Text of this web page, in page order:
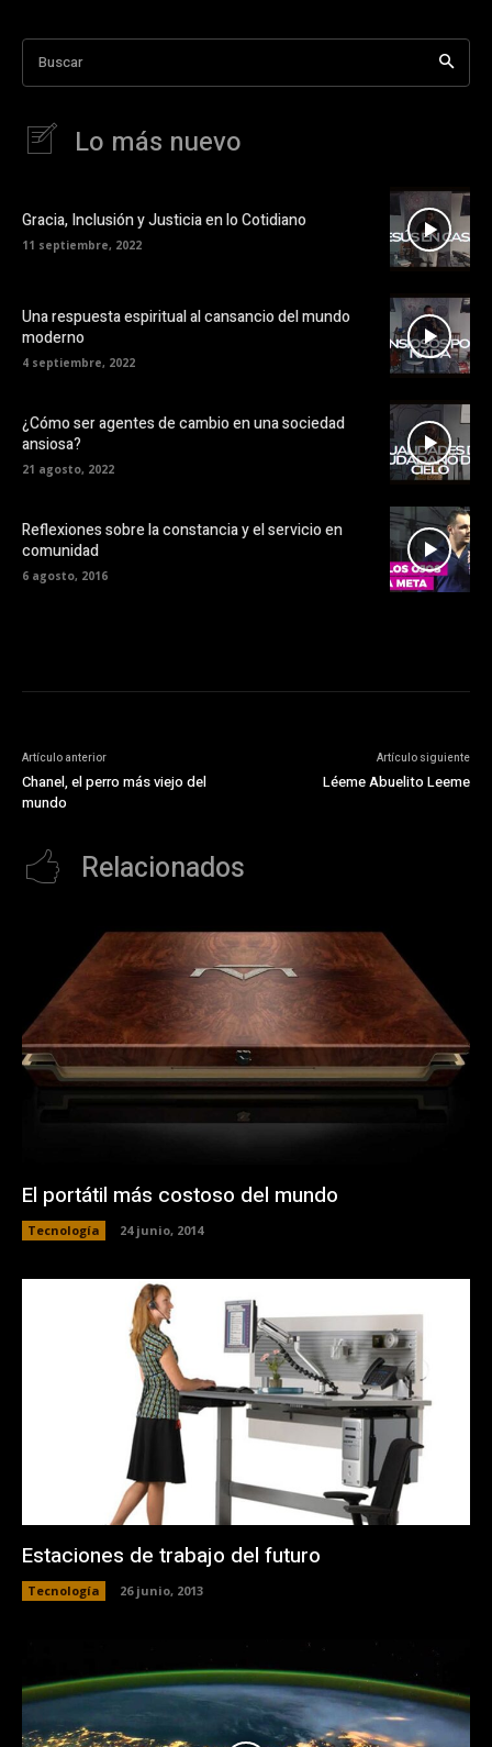
Buscar
Lo más nuevo
Gracia, Inclusión y Justicia en lo Cotidiano
11 septiembre, 2022
Una respuesta espiritual al cansancio del mundo
moderno
4 septiembre, 2022
¿Cómo ser agentes de cambio en una sociedad
ansiosa?
21 agosto, 2022
Reflexiones sobre la constancia y el servicio en
comunidad
6 agosto, 2016
Artículo anterior
Chanel, el perro más viejo del
mundo
Artículo siguiente
Léeme Abuelito Leeme
Relacionados
El portátil más costoso del mundo
Tecnología 24 junio, 2014
Estaciones de trabajo del futuro
Tecnología 26 junio, 2013